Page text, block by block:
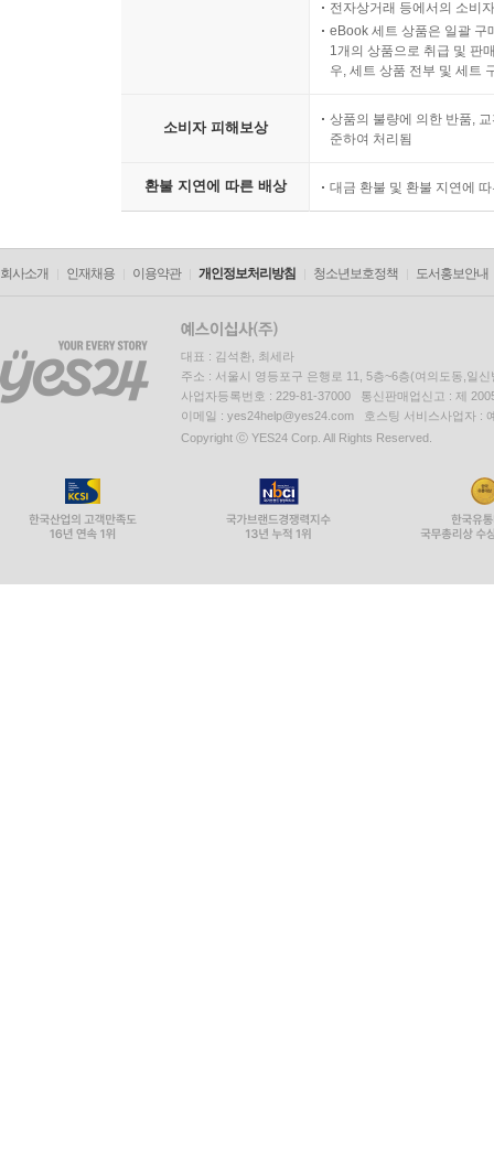
전자상거래 등에서의 소비
eBook 세트 상품은 일괄 구
1개의 상품으로 취급 및 판
우, 세트 상품 전부 및 세트
소비자 피해보상
상품의 불량에 의한 반품,
준하여 처리됨
환불 지연에 따른 배상 대금 환불 및 환불 지연에
회사소개 인재채용 이용약관 개인정보처리방침 청소년보호정책 도서홍보안내
대표 : 김석환, 최세라
주소 : 서울시 영등포구 은행로 11, 5층~6층(여의도동,일신
사업자등록번호 : 229-81-37000 통신판매업신고 : 제
이메일 : yes24help@yes24.com 호스팅 서비스사업자 :
Copyright ⓒ YES24 Corp. All Rights Reserved.